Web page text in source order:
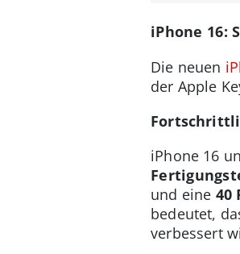
iPhone 16:
Die neuen
der Apple
iPhone 16
und eine 40
bedeutet,
verbessert